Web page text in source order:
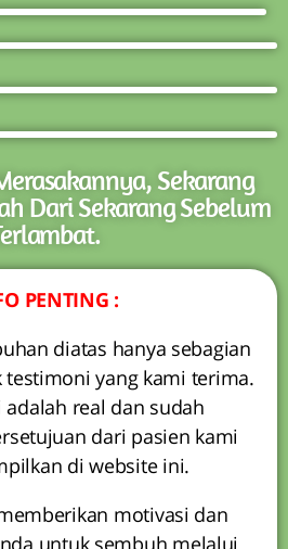
Sekarang
Dari Sekarang Sebelum
PENTING :
diatas hanya sebagian
testimoni yang kami terima.
real dan sudah
dari pasien kami
di website ini.
motivasi dan
untuk sembuh melalui